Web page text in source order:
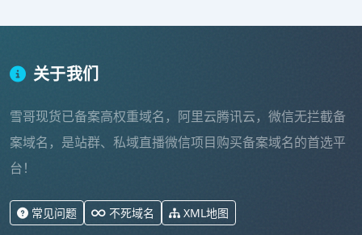
关于我们
雪哥现货已备案高权重域名，阿里云腾讯云，微信无拦截备
案域名，是站群、私域直播微信项目购买备案域名的首选平
台！
常见问题 不死域名 XML地图